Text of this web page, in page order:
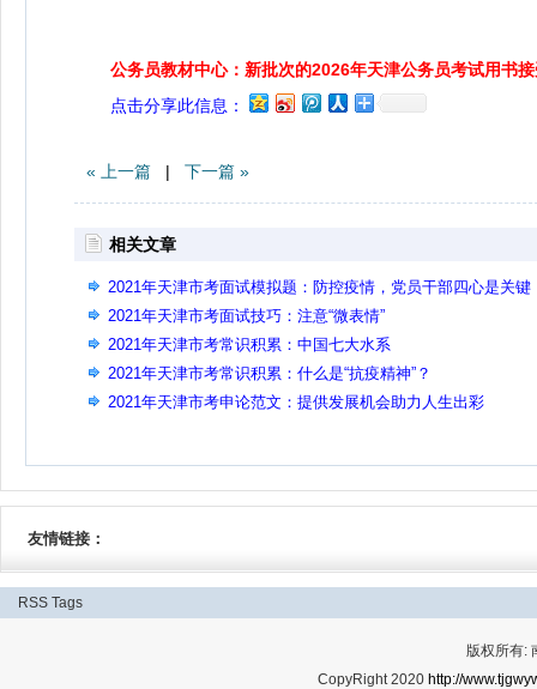
公务员教材中心：新批次的2026年天津公务员考试用书
点击分享此信息：
« 上一篇 | 下一篇 »
相关文章
2021年天津市考面试模拟题：防控疫情，党员干部四心是关键
2021年天津市考面试技巧：注意“微表情”
2021年天津市考常识积累：中国七大水系
2021年天津市考常识积累：什么是“抗疫精神”？
2021年天津市考申论范文：提供发展机会助力人生出彩
友情链接：
RSS Tags
版权所有:
CopyRight 2020 http://